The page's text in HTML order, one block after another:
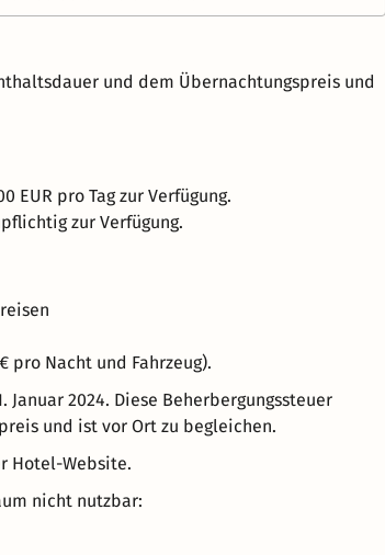
und dem Übernachtungspreis und
pro Tag zur Verfügung.
zur Verfügung.
pro Nacht und Fahrzeug).
2024. Diese Beherbergungssteuer
und ist vor Ort zu begleichen.
Hotel-Website.
nicht nutzbar: